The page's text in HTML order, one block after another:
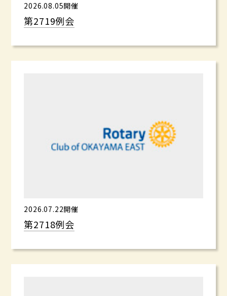
2026.08.05開催
第2719例会
2026.07.22開催
第2718例会